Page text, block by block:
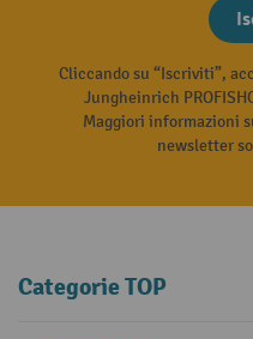
Cliccando su “Iscriviti”,
Jungheinrich
Maggiori informazioni
newsletter
Categorie TOP